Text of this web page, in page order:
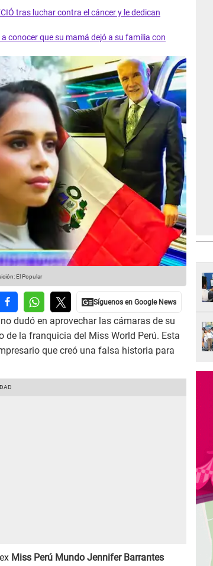
tras luchar contra el cáncer y le dedican
conocer que su mamá dejó a su familia con
El Popular
no dudó en aprovechar las cámaras de su
de la franquicia del Miss World Perú. Esta
que creó una falsa historia para
Miss Perú Mundo Jennifer Barrantes